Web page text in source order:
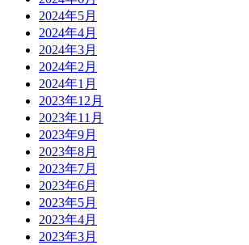
2024年5月
2024年4月
2024年3月
2024年2月
2024年1月
2023年12月
2023年11月
2023年9月
2023年8月
2023年7月
2023年6月
2023年5月
2023年4月
2023年3月